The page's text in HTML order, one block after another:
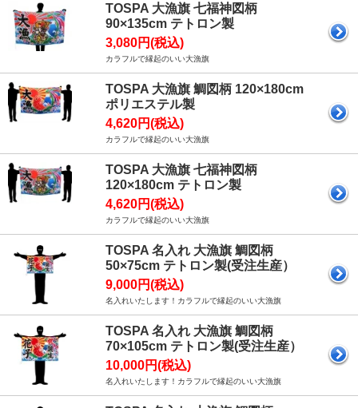
TOSPA 大漁旗 七福神図柄
90×135cm テトロン製
3,080円(税込)
カラフルで縁起のいい大漁旗
TOSPA 大漁旗 鯛図柄 120×180cm
ポリエステル製
4,620円(税込)
カラフルで縁起のいい大漁旗
TOSPA 大漁旗 七福神図柄
120×180cm テトロン製
4,620円(税込)
カラフルで縁起のいい大漁旗
TOSPA 名入れ 大漁旗 鯛図柄
50×75cm テトロン製(受注生産）
9,000円(税込)
名入れいたします！カラフルで縁起のいい大漁旗
TOSPA 名入れ 大漁旗 鯛図柄
70×105cm テトロン製(受注生産）
10,000円(税込)
名入れいたします！カラフルで縁起のいい大漁旗